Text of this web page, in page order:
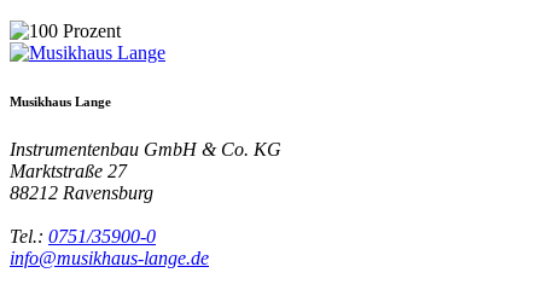
Musikhaus Lange
Instrumentenbau GmbH & Co. KG
Marktstraße 27
88212 Ravensburg
Tel.: 0751/35900-0
info@musikhaus-lange.de